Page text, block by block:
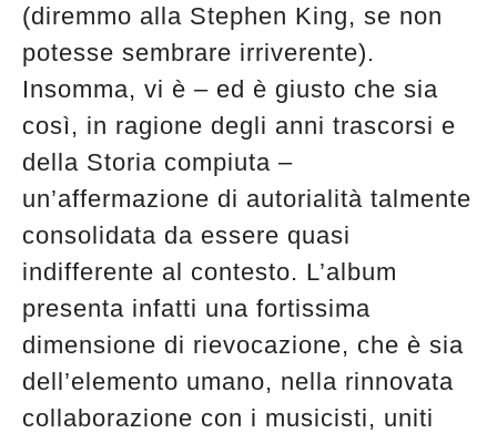
(diremmo alla Stephen King, se non
potesse sembrare irriverente).
Insomma, vi è – ed è giusto che sia
così, in ragione degli anni trascorsi e
della Storia compiuta –
un’affermazione di autorialità talmente
consolidata da essere quasi
indifferente al contesto. L’album
presenta infatti una fortissima
dimensione di rievocazione, che è sia
dell’elemento umano, nella rinnovata
collaborazione con i musicisti, uniti